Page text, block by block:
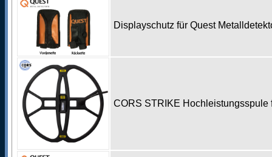
Displayschutz für Quest
CORS STRIKE